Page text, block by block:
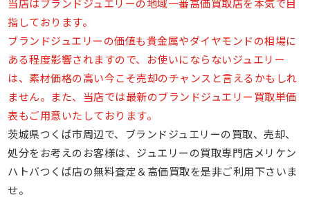
当店はブランドジュエリーの地域一番高価買取店を本気で目
指しております。
ブランドジュエリーの価値も貴金属やダイヤモンドの相場に
ある程度影響されますので、お使いにならないジュエリー
は、素材価格の高い今こそ売却のチャンスと言えるかもしれ
ません。また、当店では最新のブランドジュエリー買取単価
表もご用意いたしております。
茨城県つくば市周辺で、ブランドジュエリーの買取、売却、
処分をお考えのお客様は、ジュエリーの買取専門店メリケン
ハトバつくば店の無料査定＆高価買取を是非ご利用下さいま
せ。